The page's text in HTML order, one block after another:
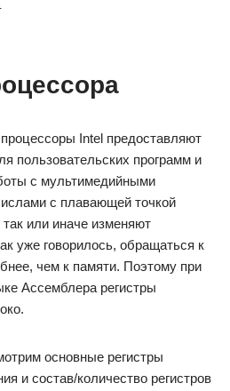
Intel предоставляют
пользовательских программ и
с мультимедийными
с плавающей точкой
или иначе изменяют
уже говорилось, обращаться к
чем к памяти. Поэтому при
Ассемблера регистры
основные регистры
и состав/количество регистров